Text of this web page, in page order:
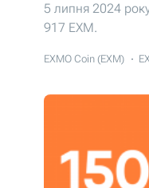
5 липня 2024
917 EХМ.
EXMO Coin (EXM)